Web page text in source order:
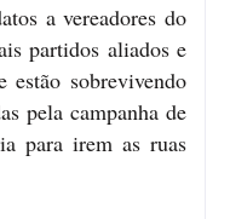
a vereadores do
partidos aliados e
estão sobrevivendo
pela campanha de
para irem as ruas